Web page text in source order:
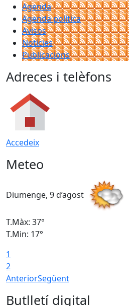
Agenda
Agenda política
Avisos
Notícies
Publicacions
Adreces i telèfons
Accedeix
Meteo
Diumenge, 9 d’agost
T.Màx: 37°
T.Min: 17°
1
2
AnteriorSegüent
Butlletí digital